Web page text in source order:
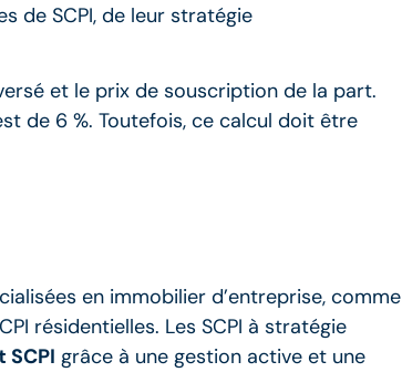
de SCPI, de leur stratégie
et le prix de souscription de la part.
de 6 %. Toutefois, ce calcul doit être
en immobilier d’entreprise, comme
résidentielles. Les SCPI à stratégie
grâce à une gestion active et une